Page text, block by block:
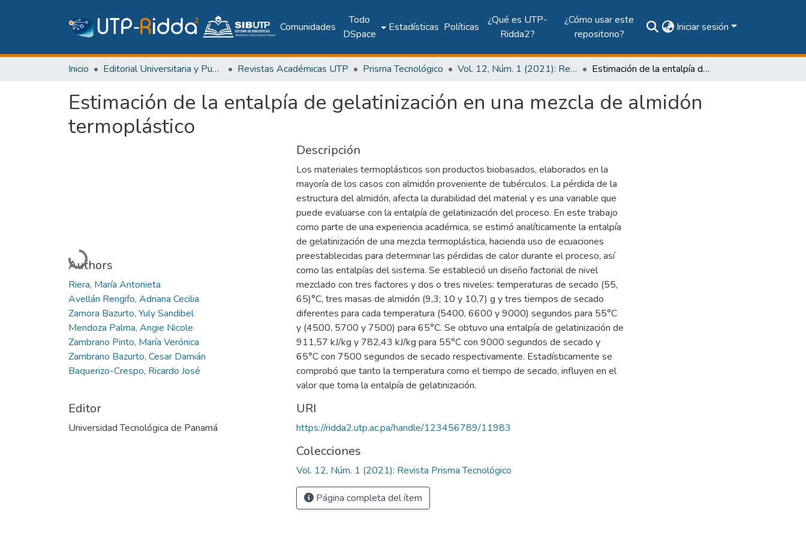
Comunidades
Todo
DSpace
Estadísticas Políticas
¿Qué es UTP-
Ridda2?
¿Cómo usar este
repositorio?
Iniciar sesión
Inicio Editorial Universitaria y Publicaciones Seriadas Revistas Académicas UTP Prisma Tecnológico Vol. 12, Núm. 1 (2021): Revista Prisma Tecnológico Estimación de la entalpía de gelatinización en una mezcla de almidón termoplástico
Estimación de la entalpía de gelatinización en una mezcla de almidón
termoplástico
Cargando...
Authors
Riera, María Antonieta
Avellán Rengifo, Adriana Cecilia
Zamora Bazurto, Yuly Sandibel
Mendoza Palma, Angie Nicole
Zambrano Pinto, María Verónica
Zambrano Bazurto, Cesar Damián
Baquerizo-Crespo, Ricardo José
Editor
Universidad Tecnológica de Panamá
Descripción
Los materiales termoplásticos son productos biobasados, elaborados en la
mayoría de los casos con almidón proveniente de tubérculos. La pérdida de la
estructura del almidón, afecta la durabilidad del material y es una variable que
puede evaluarse con la entalpía de gelatinización del proceso. En este trabajo
como parte de una experiencia académica, se estimó analíticamente la entalpía
de gelatinización de una mezcla termoplástica, hacienda uso de ecuaciones
preestablecidas para determinar las pérdidas de calor durante el proceso, así
como las entalpías del sistema. Se estableció un diseño factorial de nivel
mezclado con tres factores y dos o tres niveles: temperaturas de secado (55,
65)°C, tres masas de almidón (9,3; 10 y 10,7) g y tres tiempos de secado
diferentes para cada temperatura (5400, 6600 y 9000) segundos para 55°C
y (4500, 5700 y 7500) para 65°C. Se obtuvo una entalpía de gelatinización de
911,57 kJ/kg y 782,43 kJ/kg para 55°C con 9000 segundos de secado y
65°C con 7500 segundos de secado respectivamente. Estadísticamente se
comprobó que tanto la temperatura como el tiempo de secado, influyen en el
valor que toma la entalpía de gelatinización.
URI
https://ridda2.utp.ac.pa/handle/123456789/11983
Colecciones
Vol. 12, Núm. 1 (2021): Revista Prisma Tecnológico
Página completa del ítem